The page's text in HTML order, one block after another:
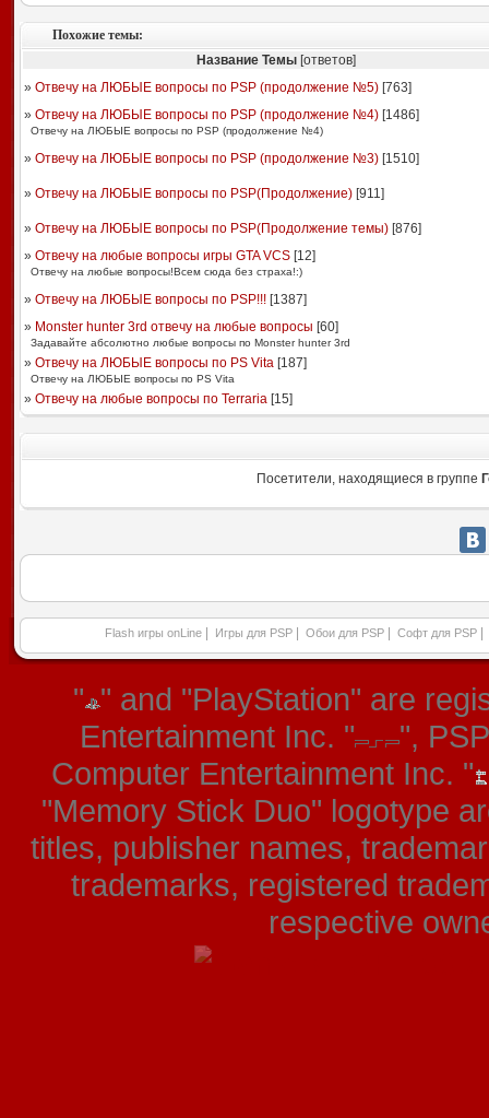
Похожие темы:
Название Темы[ответов]
» Отвечу на ЛЮБЫЕ вопросы по PSP (продолжение №5)[763]
» Отвечу на ЛЮБЫЕ вопросы по PSP (продолжение №4)[1486]
Отвечу на ЛЮБЫЕ вопросы по PSP (продолжение №4)
» Отвечу на ЛЮБЫЕ вопросы по PSP (продолжение №3)[1510]
» Отвечу на ЛЮБЫЕ вопросы по PSP(Продолжение)[911]
» Отвечу на ЛЮБЫЕ вопросы по PSP(Продолжение темы)[876]
» Отвечу на любые вопросы игры GTA VCS[12]
Отвечу на любые вопросы!Всем сюда без страха!:)
» Отвечу на ЛЮБЫЕ вопросы по PSP!!![1387]
» Monster hunter 3rd отвечу на любые вопросы [60]
Задавайте абсолютно любые вопросы по Monster hunter 3rd
» Отвечу на ЛЮБЫЕ вопросы по PS Vita[187]
Отвечу на ЛЮБЫЕ вопросы по PS Vita
» Отвечу на любые вопросы по Terraria[15]
Посетители, находящиеся в группе
Flash игры onLine Игры для PSP Обои для PSP Софт для PSP
" " and "PlayStation" are
Entertainment Inc. "
",
Computer Entertainment Inc. "
"Memory Stick Duo" logotype
titles, publisher names,
trademarks, registered
respective